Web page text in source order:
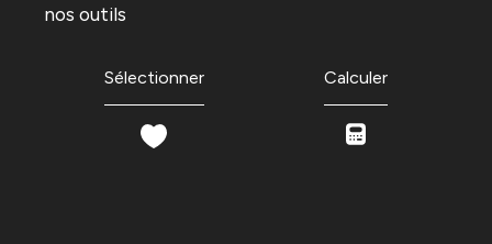
nos outils
Sélectionner Calculer